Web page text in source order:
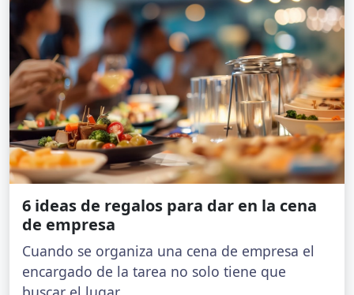
6 ideas de regalos para dar en la cena
de empresa
Cuando se organiza una cena de empresa el
encargado de la tarea no solo tiene que